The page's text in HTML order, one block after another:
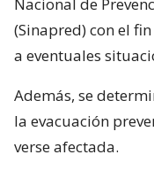
(Sinapred) con el
a eventuales
Además, se
la evacuación
verse afectada.